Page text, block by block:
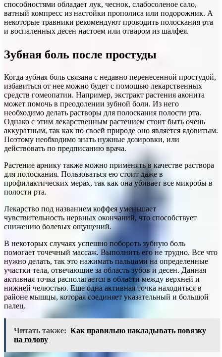
способностями обладает лук, чеснок, слабосоленое сало,
ватный компресс из настойки прополиса или подорожник. А
некоторые травники рекомендуют проводить полоскания рта
и воспаленных десен настоем или отваром из шалфея.
Зубная боль после простуды
Когда зубная боль связана с недавно перенесенной простудой,
избавиться от нее можно будет с помощью лекарственных
средств гомеопатии. Например, экстракт растения аконита
может помочь в преодолении зубной боли. Из него
необходимо делать растворы для полоскания полости рта.
Однако с этим лекарственным растением стоит быть очень
аккуратным, так как по своей природе оно является ядовитым.
Поэтому необходимо знать нужные дозировки, или
действовать по предписанию врача.
Растение арнику также можно применять в качестве раствора
для полоскания. Пользоваться ею стоит даже в
профилактических мерах, так как она убивает все микробы в
полости рта.
Лекарство под названием коффея уменьшает
чувствительность нервных окончаний, что способствует
снижению болевых ощущений.
В некоторых случаях успешно побороть зубную боль
помогает точечный массаж. Выполнить его не трудно. Все что
нужно делать, так это нажимать пальцами на определенные
участки тела, отвечающие за область зубов и десен. Данная
активная точка располагается в области между верхней и
нижней челюстью. Еще одна активная точка находиться в
районе мышцы, которая соединяет указательный и большой
палец.
Читать также: Как правильно накладывать повязку
на голову